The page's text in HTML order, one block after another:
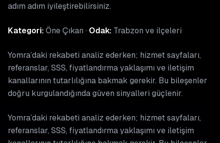
adım adım iyileştirebilirsiniz.
Kategori:Öne Çıkan · Odak: Trabzon ve ilçeleri
Yomra’daki rekabeti analiz ederken; hizmet sayfaları,
referanslar, SSS, fiyatlandırma yaklaşımı ve iletişim
kanallarının tutarlılığına bakmak gerekir. Bu bileşenler
doğru kurgulandığında güven sinyalleri güçlenir.
Yomra’daki rekabeti analiz ederken; hizmet sayfaları,
referanslar, SSS, fiyatlandırma yaklaşımı ve iletişim